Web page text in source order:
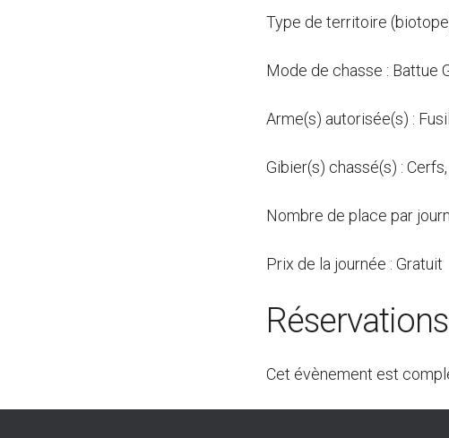
Type de territoire
Mode de chasse : Battue
Arme(s) autorisée(s) :
Gibier(s) chassé(s) :
Nombre de place par
Prix de la journée : Gratuit
Réservations
Cet évènement est